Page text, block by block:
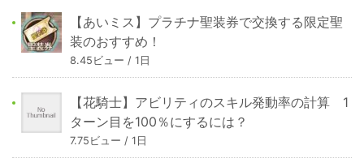
【あいミス】プラチナ聖装券で交換する限定聖
装のおすすめ！
8.45ビュー / 1日
【花騎士】アビリティのスキル発動率の計算 1
ターン目を100％にするには？
7.75ビュー / 1日